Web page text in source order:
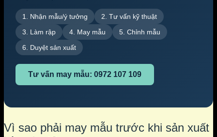
1. Nhận mẫu/ý tưởng
2. Tư vấn kỹ thuật
3. Làm rập
4. May mẫu
5. Chỉnh mẫu
6. Duyệt sản xuất
Tư vấn may mẫu: 0972 107 109
Vì sao phải may mẫu trước khi sản xuất